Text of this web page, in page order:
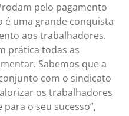
pelo pagamento
é uma grande conquista
aos trabalhadores.
prática todas as
Sabemos que a
com o sindicato
os trabalhadores
o seu sucesso”,